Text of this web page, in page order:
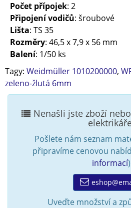
Počet přípojek: 2
Připojení vodičů: šroubové
Lišta: TS 35
Rozměry: 46,5 x 7,9 x 56 mm
Balení: 1/50 ks
Tagy: Weidmüller 1010200000,
zeleno-žlutá 6mm
Nenašli jste zboží
Pošlete nám seznam
připravíme cenovou
informací
Uveďte množství a